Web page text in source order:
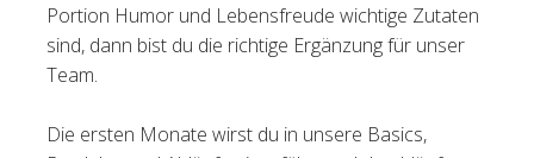
Portion Humor und Lebensfreude wichtige Zutaten
sind, dann bist du die richtige Ergänzung für unser
Team.
Die ersten Monate wirst du in unsere Basics,